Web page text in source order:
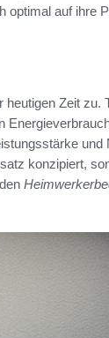
optimal auf ihre
heutigen Zeit zu.
und
konzipiert,